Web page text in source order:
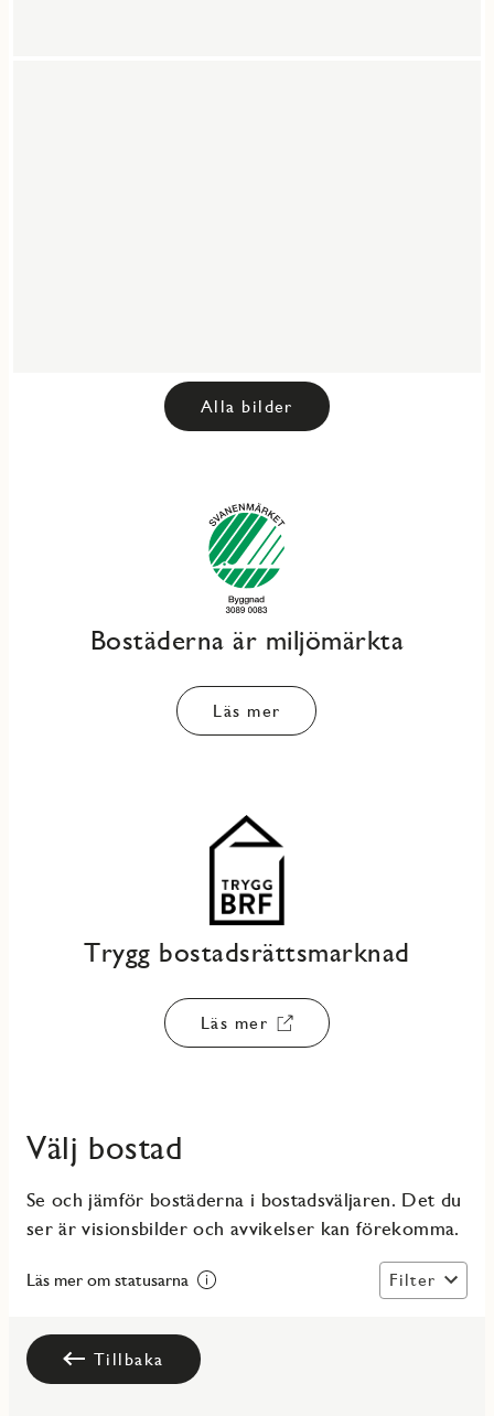
Alla bilder
Bostäderna är miljömärkta
Läs mer
Trygg bostadsrättsmarknad
Läs mer
Välj bostad
Se och jämför bostäderna i bostadsväljaren. Det du
ser är visionsbilder och avvikelser kan förekomma.
Läs mer om statusarna Filter
Tillbaka